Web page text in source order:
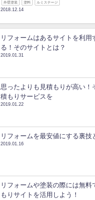
外壁塗装 塗料 ルミステージ
2018.12.14
リフォームはあるサイトを利用
る！そのサイトとは？
2019.01.31
思ったよりも見積もりが高い！
積もりサービスを
2019.01.22
リフォームを最安値にする裏技
2019.01.16
リフォームや塗装の際には無料
もりサイトを活用しよう！